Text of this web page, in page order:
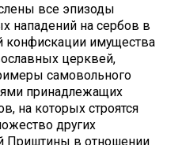
все эпизоды
нападений на сербов в
конфискации имущества
церквей,
самовольного
принадлежащих
на которых строятся
других
Приштины в отношении